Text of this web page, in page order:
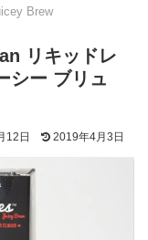
Brew
リキッドレ
シー ブリュ
12日 2019年4月3日